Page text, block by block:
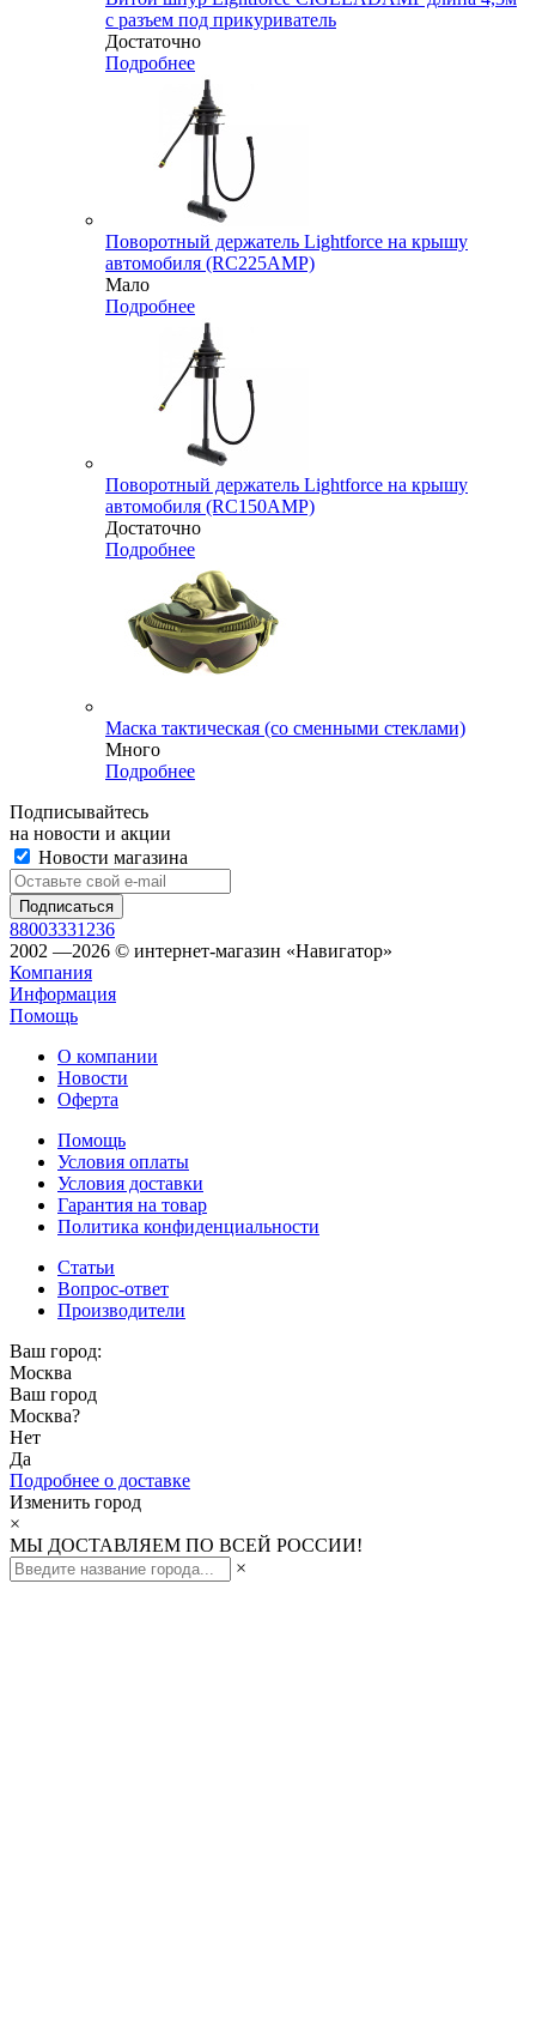
с разъем под прикуриватель
Достаточно
Подробнее
Поворотный держатель Lightforce на крышу
автомобиля (RC225AMP)
Мало
Подробнее
Поворотный держатель Lightforce на крышу
автомобиля (RC150AMP)
Достаточно
Подробнее
Маска тактическая (со сменными стеклами)
Много
Подробнее
Подписывайтесь
на новости и акции
Новости магазина
88003331236
2002 —2026 © интернет-магазин «Навигатор»
Компания
Информация
Помощь
О компании
Новости
Оферта
Помощь
Условия оплаты
Условия доставки
Гарантия на товар
Политика конфиденциальности
Статьи
Вопрос-ответ
Производители
Ваш город:
Москва
Ваш город
Москва?
Нет
Да
Подробнее о доставке
Изменить город
×
МЫ ДОСТАВЛЯЕМ ПО ВСЕЙ РОССИИ!
×